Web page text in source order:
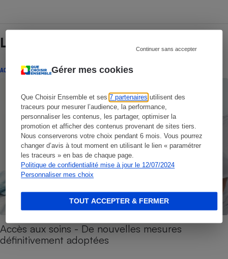
Gérer mes cookies
Que Choisir Ensemble et ses7 partenaires utilisent des
traceurs pour mesurer l’audience, la performance,
personnaliser les contenus, les partager, optimiser la
promotion et afficher des contenus provenant de sites tiers.
Nous conserverons votre choix pendant 6 mois. Vous pourrez
changer d’avis à tout moment en utilisant le lien « paramétrer
les traceurs » en bas de chaque page.
Politique de confidentialité mise à jour le 12/07/2024
Personnaliser mes choix
Continuer sans accepter
TOUT ACCEPTER & FERMER
Lire aussi
ACTUALITÉ
Accès aux soins - De nouvelles mesures
définitivement adoptées